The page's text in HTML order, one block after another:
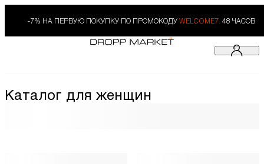
-7% НА ПЕРВУЮ ПОКУПКУ ПО ПРОМОКОДУ WELCOME7. 48 ЧАСОВ
Каталог для женщин